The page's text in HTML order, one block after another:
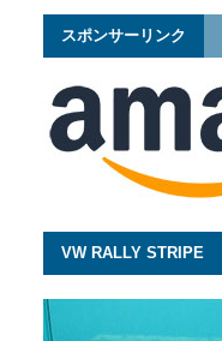
スポンサーリンク
VW RALLY STRIPE